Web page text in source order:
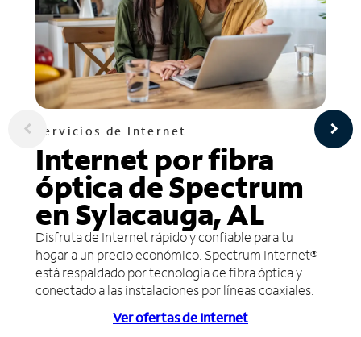
Servicios de Internet
Internet por fibra
óptica de Spectrum
en Sylacauga, AL
Disfruta de Internet rápido y confiable para tu
hogar a un precio económico. Spectrum Internet®
está respaldado por tecnología de fibra óptica y
conectado a las instalaciones por líneas coaxiales.
Ver ofertas de Internet